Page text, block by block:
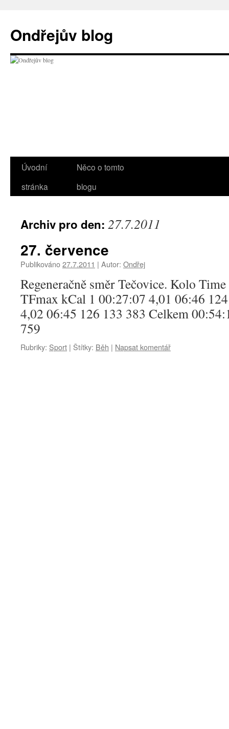
obsahu
webu
Ondřejův blog
Úvodní
stránka
Něco o tomto
blogu
Archiv pro den: 27.7.2011
27. července
Publikováno27.7.2011 | Autor: Ondřej
Regeneračně směr Tečovice. Kolo
TFmax kCal 1 00:27:07 4,01 06:46
4,02 06:45 126 133 383 Celkem
759
Rubriky: Sport | Štítky: Běh | Napsat komentář